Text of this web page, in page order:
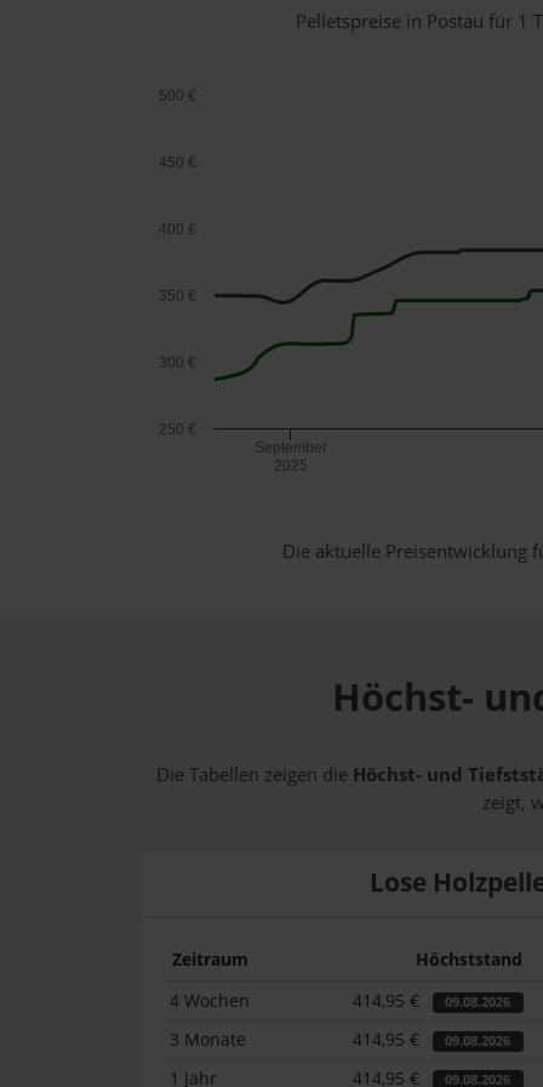
Pelletspreise in Postau für 1
September
2025
250 €
300 €
350 €
400 €
450 €
500 €
Die aktuelle Preisentwicklung
Höchst-
Die Tabellen zeigen die Höchst- und
zeigt,
Lose
Zeitraum Höchststand
4 Wochen
414,95 € 09.08.2026
3 Monate 414,95 € 09.08.2026
1 Jahr 414,95 € 09.08.2026